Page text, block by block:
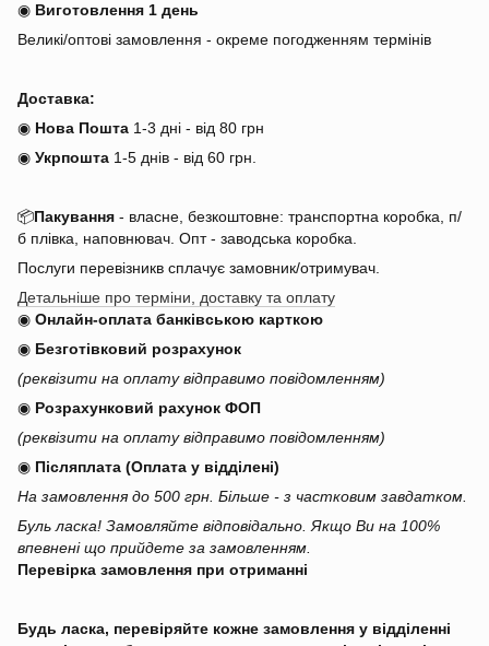
◉ Виготовлення 1 день
Великі/оптові замовлення - окреме погодженням термінів
Доставка:
◉ Нова Пошта 1-3 дні - від 80 грн
◉ Укрпошта 1-5 днів - від 60 грн.
📦Пакування - власне, безкоштовне: транспортна коробка, п/
б плівка, наповнювач. Опт - заводська коробка.
Послуги перевізникв сплачує замовник/отримувач.
Детальніше про терміни, доставку та оплату
◉ Онлайн-оплата банківською карткою
◉ Безготівковий розрахунок
(реквізити на оплату відправимо повідомленням)
◉ Розрахунковий рахунок ФОП
(реквізити на оплату відправимо повідомленням)
◉ Післяплата (Оплата у відділені)
На замовлення до 500 грн. Більше - з частковим завдатком.
Буль ласка! Замовляйте відповідально. Якщо Ви на 100%
впевнені що прийдете за замовленням.
Перевірка замовлення при отриманні
Будь ласка, перевіряйте кожне замовлення у відділенні